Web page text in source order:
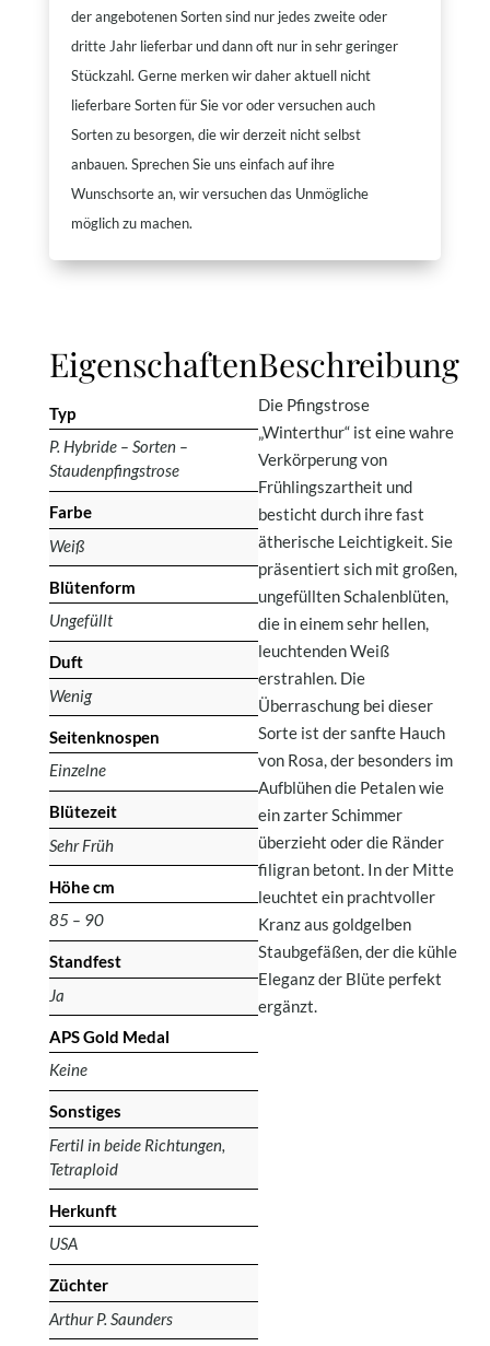
der angebotenen Sorten sind nur jedes zweite oder
dritte Jahr lieferbar und dann oft nur in sehr geringer
Stückzahl. Gerne merken wir daher aktuell nicht
lieferbare Sorten für Sie vor oder versuchen auch
Sorten zu besorgen, die wir derzeit nicht selbst
anbauen. Sprechen Sie uns einfach auf ihre
Wunschsorte an, wir versuchen das Unmögliche
möglich zu machen.
Eigenschaften
Typ
P. Hybride – Sorten –
Staudenpfingstrose
Farbe
Weiß
Blütenform
Ungefüllt
Duft
Wenig
Seitenknospen
Einzelne
Blütezeit
Sehr Früh
Höhe cm
85 – 90
Standfest
Ja
APS Gold Medal
Keine
Sonstiges
Fertil in beide Richtungen,
Tetraploid
Herkunft
USA
Züchter
Arthur P. Saunders
Beschreibung
Die Pfingstrose
„Winterthur“ ist eine wahre
Verkörperung von
Frühlingszartheit und
besticht durch ihre fast
ätherische Leichtigkeit. Sie
präsentiert sich mit großen,
ungefüllten Schalenblüten,
die in einem sehr hellen,
leuchtenden Weiß
erstrahlen. Die
Überraschung bei dieser
Sorte ist der sanfte Hauch
von Rosa, der besonders im
Aufblühen die Petalen wie
ein zarter Schimmer
überzieht oder die Ränder
filigran betont. In der Mitte
leuchtet ein prachtvoller
Kranz aus goldgelben
Staubgefäßen, der die kühle
Eleganz der Blüte perfekt
ergänzt.